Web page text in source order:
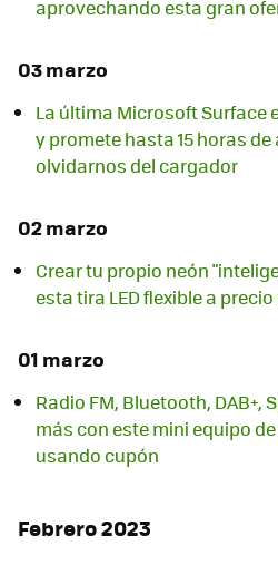
aprovechando esta gran
03 marzo
La última Microsoft Surface
y promete hasta 15 horas
olvidarnos del cargador
02 marzo
Crear tu propio neón
esta tira LED flexible a
01 marzo
Radio FM, Bluetooth, DAB+,
más con este mini equipo
usando cupón
Febrero 2023